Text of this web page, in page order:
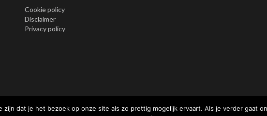
Cookie policy
Disclaimer
Privacy policy
zijn dat je het bezoek op onze site als zo prettig mogelijk ervaart. Als je verder gaat